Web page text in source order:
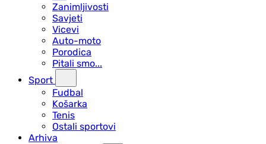
Zanimljivosti
Savjeti
Vicevi
Auto-moto
Porodica
Pitali smo...
Sport
Fudbal
Košarka
Tenis
Ostali sportovi
Arhiva